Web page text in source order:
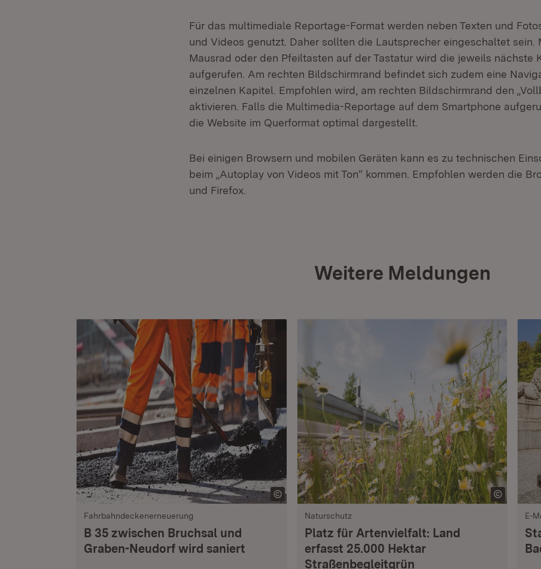
Für das multimediale Reportage-Format werden neben Texten und
und Videos genutzt. Daher sollten die Lautsprecher eingeschaltet sein.
Mausrad oder den Pfeiltasten auf der Tastatur wird die jeweils nächste
aufgerufen. Am rechten Bildschirmrand befindet sich zudem eine
einzelnen Kapitel. Empfohlen wird, am rechten Bildschirmrand den
aktivieren. Falls die Multimedia-Reportage auf dem Smartphone
die Website im Querformat optimal dargestellt.
Bei einigen Browsern und mobilen Geräten kann es zu technischen
beim „Autoplay von Videos mit Ton“ kommen. Empfohlen werden die
und Firefox.
Weitere Meldungen
Fahrbahndeckenerneuerung
B 35 zwischen Bruchsal und
Graben-Neudorf wird saniert
Naturschutz
Platz für Artenvielfalt: Land
erfasst 25.000 Hektar
Straßenbegleitgrün
E-